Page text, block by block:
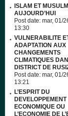
ISLAM ET
AUJOURD’HUI
Post date: mar, 01/
13:30
VULNERABILITE
ADAPTATION AUX
CHANGEMENTS
CLIMATIQUES
DISTRICT DE
Post date: mar, 01/
13:21
L’ESPRIT DU
DEVELOPPEMENT
ECONOMIQUE OU
L’ECONOMIE DE